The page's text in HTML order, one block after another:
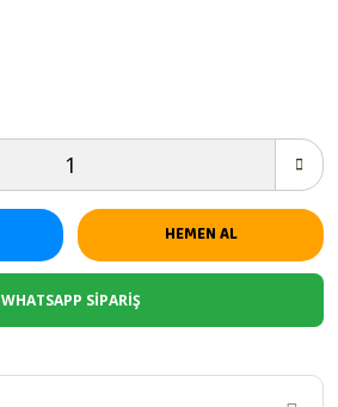
HEMEN AL
WHATSAPP SİPARİŞ